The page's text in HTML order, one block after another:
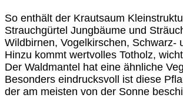
So enthält der Krautsaum
Strauchgürtel Jungbäume und
Wildbirnen, Vogelkirschen,
Hinzu kommt wertvolles Totholz,
Der Waldmantel hat eine ähnliche
Besonders eindrucksvoll ist diese
der am meisten von der Sonne